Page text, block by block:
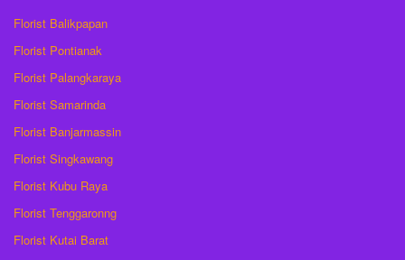
Florist Balikpapan
Florist Pontianak
Florist Palangkaraya
Florist Samarinda
Florist Banjarmassin
Florist Singkawang
Florist Kubu Raya
Florist Tenggaronng
Florist Kutai Barat